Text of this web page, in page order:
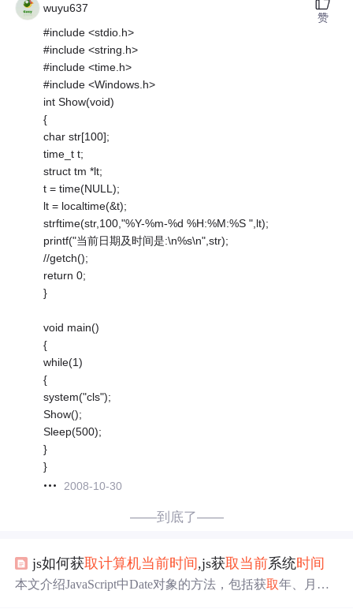
wuyu637
#include <stdio.h>
#include <string.h>
#include <time.h>
#include <Windows.h>
int Show(void)
{
char str[100];
time_t t;
struct tm *lt;
t = time(NULL);
lt = localtime(&t);
strftime(str,100,"%Y-%m-%d %H:%M:%S ",lt);
printf("当前日期及时间是:\n%s\n",str);
//getch();
return 0;
}
void main()
{
while(1)
{
system("cls");
Show();
Sleep(500);
}
}
2008-10-30
赞
——到底了——
js如何获取计算机当前时间,js获取当前系统时间
本文介绍JavaScript中Date对象的方法，包括获取年、月、